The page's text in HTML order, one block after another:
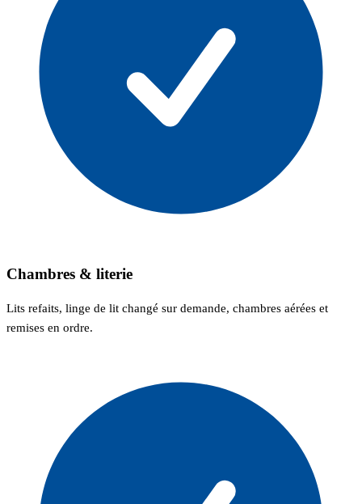
Chambres & literie
Lits refaits, linge de lit changé sur demande, chambres aérées et
remises en ordre.